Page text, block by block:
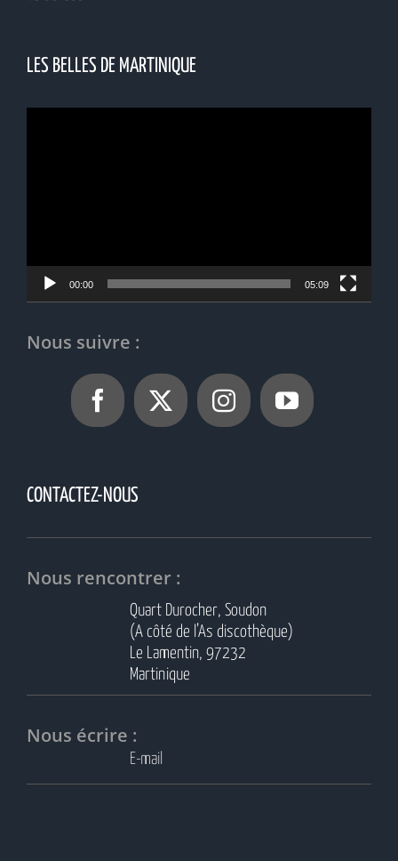
LES BELLES DE MARTINIQUE
00:00 05:09
Nous suivre :
CONTACTEZ-NOUS
Nous rencontrer :
Quart Durocher, Soudon
(A côté de l’As discothèque)
Le Lamentin, 97232
Martinique
Nous écrire :
E-mail